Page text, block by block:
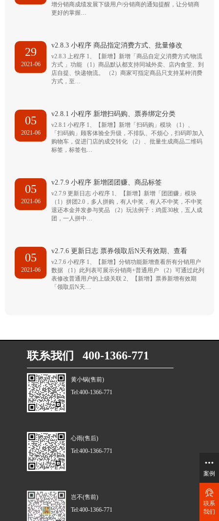
增分销商成绩发展下级用户/分销商的通知提醒，让分销商
更好的掌握…
29
2021-06
v2.8.3 小程序 商品指定消费方式、批量修改
v2.8.3 上程序 1、【新增】新增「商品自定义消费方式/物流
方式 」功能 （1）商品默认都支持同城外卖、店内食堂、到
店自提、快递物流。 （2）商家可指定商品只支持某种消费
方式，至…
05
2021-06
v2.8.1 小程序 新增扫码购、票券绑定分类
v2.8.1 小程序 1、【新增】新增「扫码购」模块 （1）、
「扫码购」顾客体验全升级，不排队、不烦心，扫码即加入
购物车，促进门店的成交转化 （2）、批量生成商品二维码
标签，标签包…
05
2021-06
v2.7.9 小程序 新增团团赚、商品标签
v2.7.9 更新日志 小程序 1、【新增】新增「团团赚」模块
（1）拼团2.0，多人拼购，有人中奖，有人不中奖，不中奖
退还本金并发参与奖品 （2）玩法例子：鸡蛋30枚，五人成
团，一人拼中…
05
2021-06
v2.7.6 更新日志 票券领取后N天有效期、查看
v2.7.6 小程序 1、【新增】分销功能新增查看所有分销用户
数据 （1）此列表可展示分销商+普通用户 （2）可通过此列
表修改普通用户的上级关联 2、【新增】票券新增有效期
「领取后N天…
联系我们 400-1366-771
黄小锅(售前)
Tel:400-1366-771
心雨(售后)
Tel:400-1366-771
岂不(售前)
Tel:400-1366-771
案例
联系
我们